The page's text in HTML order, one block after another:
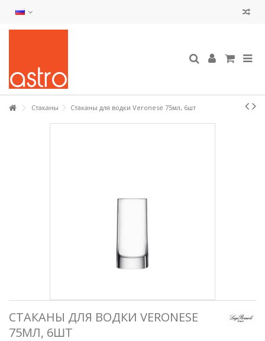
Стаканы Стаканы для водки Veronese 75мл, 6шт
СТАКАНЫ ДЛЯ ВОДКИ VERONESE
75МЛ, 6ШТ